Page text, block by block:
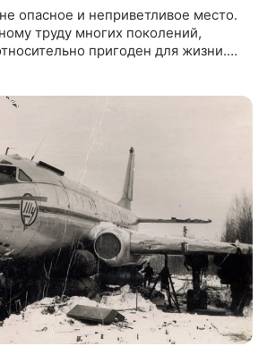
опасное и неприветливое место.
труду многих поколений,
пригоден для жизни.